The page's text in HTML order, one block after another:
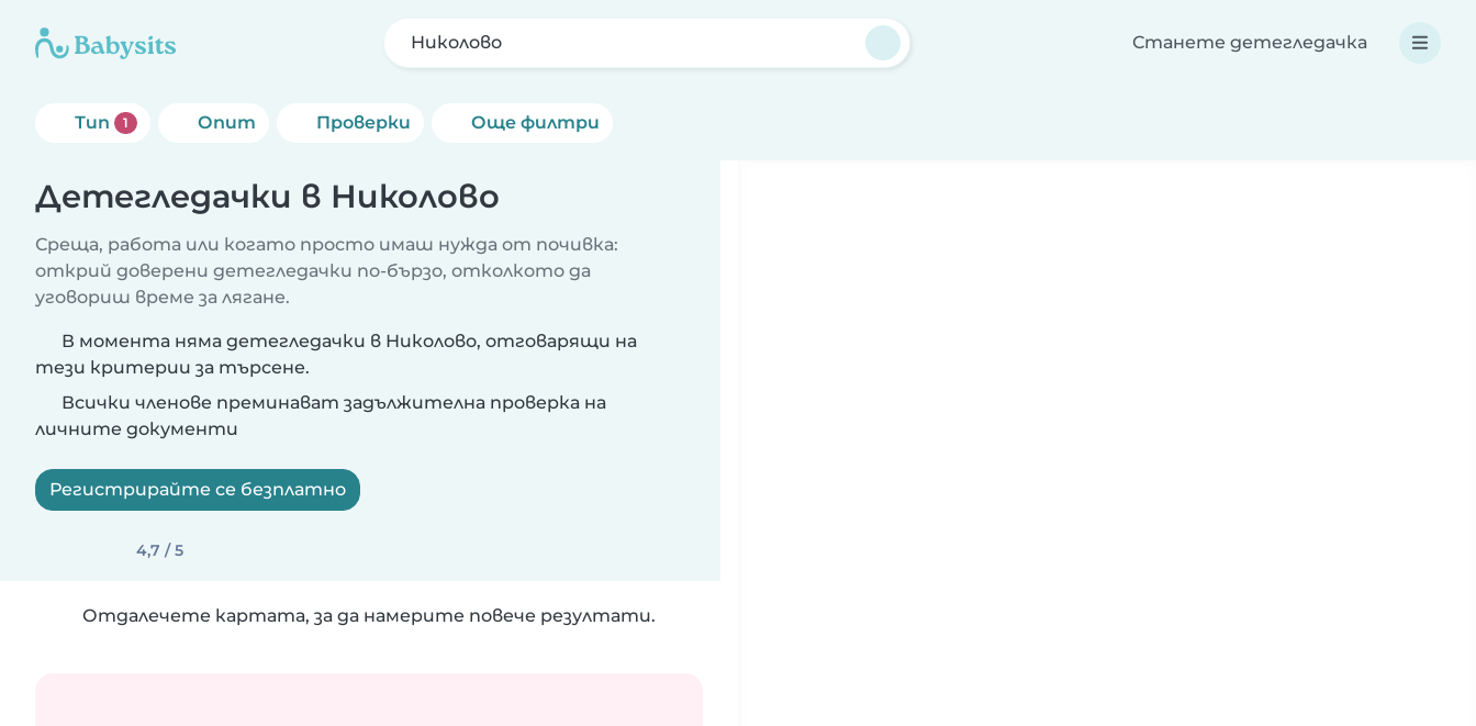
Николово Станете детегледачка
Тип 1 Опит Проверки Още филтри
Детегледачки в Николово
Среща, работа или когато просто имаш нужда от почивка:
открий доверени детегледачки по-бързо, отколкото да
уговориш време за лягане.
В момента няма детегледачки в Николово, отговарящи на
тези критерии за търсене.
Всички членове преминават задължителна проверка на
личните документи
Регистрирайте се безплатно
4,7 / 5
Отдалечете картата, за да намерите повече резултати.